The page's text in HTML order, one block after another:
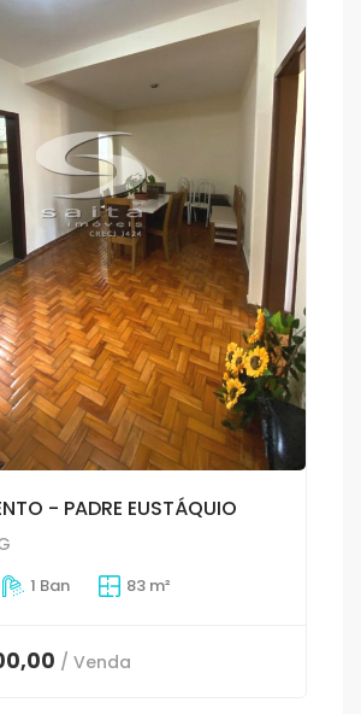
- PADRE EUSTÁQUIO
1 Ban 83 m²
/ Venda